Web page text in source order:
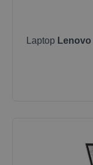
Laptop Lenovo